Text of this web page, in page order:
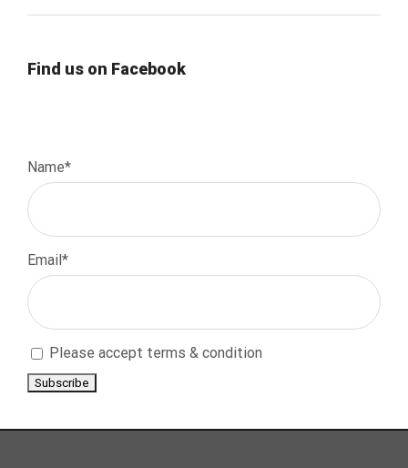
Find us on Facebook
Name*
Email*
Please accept terms & condition